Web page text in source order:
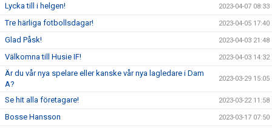
Lycka till i helgen! 2023-04-07 08:33
Tre härliga fotbollsdagar! 2023-04-05 17:40
Glad Påsk! 2023-04-03 21:48
Välkomna till Husie IF! 2023-04-03 14:32
Är du vår nya spelare eller kanske vår nya lagledare i Dam
A?
2023-03-29 15:05
Se hit alla företagare! 2023-03-22 11:58
Bosse Hansson 2023-03-17 07:50